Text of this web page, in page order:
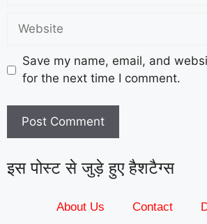
Save my name, email, and
for the next time I comment.
इस पोस्ट से जुड़े हुए हैशटैग्स
About Us Contact